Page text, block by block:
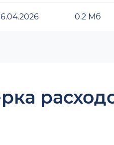
0.2 Мб